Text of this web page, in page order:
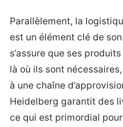
Parallèlement, la
est un élément clé de
s’assure que ses
là où ils sont
à une chaîne
Heidelberg garantit des
ce qui est primordial